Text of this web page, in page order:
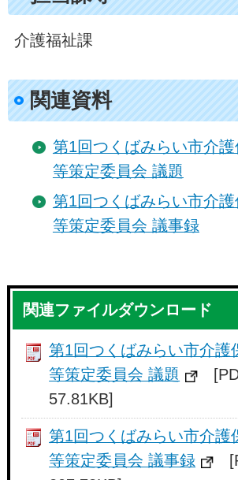
介護福祉課
関連資料
第1回つくばみらい市介
等策定委員会 議題
第1回つくばみらい市介
等策定委員会 議事録
関連ファイルダウンロード
第1回つくばみらい市介護
等策定委員会 議題
57.81KB]
第1回つくばみらい市介護
等策定委員会 議事録